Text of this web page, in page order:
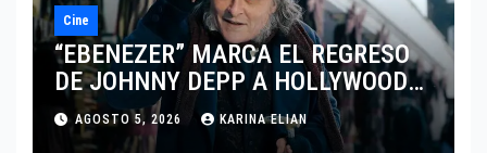
Cine
“EBENEZER” MARCA EL REGRESO
DE JOHNNY DEPP A HOLLYWOOD
TRAS SU PASO POR EL CINE
INDEPENDIENTE EUROPEO
AGOSTO 5, 2026 KARINA ELIAN